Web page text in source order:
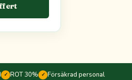
✓ ROT 30% ✓ Försäkrad personal